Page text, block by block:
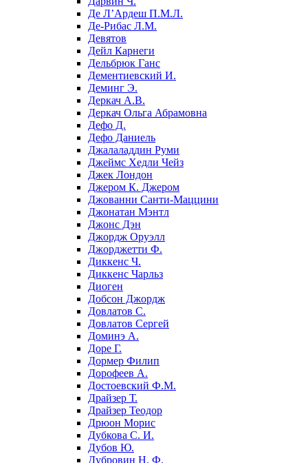
Де Л’Ардеш П.М.Л.
Де-Рибас Л.М.
Девятов
Дейл Карнеги
Дельбрюк Ганс
Дементиевский И.
Деминг Э.
Деркач А.В.
Деркач Ольга Абрамовна
Дефо Д.
Дефо Даниель
Джалаладдин Руми
Джеймс Хедли Чейз
Джек Лондон
Джером К. Джером
Джованни Санти-Маццини
Джонатан Мэнтл
Джонс Дэн
Джордж Оруэлл
Джорджетти Ф.
Диккенс Ч.
Диккенс Чарльз
Диоген
Добсон Джордж
Довлатов С.
Довлатов Сергей
Доминэ А.
Доре Г.
Дормер Филип
Дорофеев А.
Достоевский Ф.М.
Драйзер Т.
Драйзер Теодор
Дрюон Морис
Дубкова С. И.
Дубов Ю.
Дубровин Н. Ф.